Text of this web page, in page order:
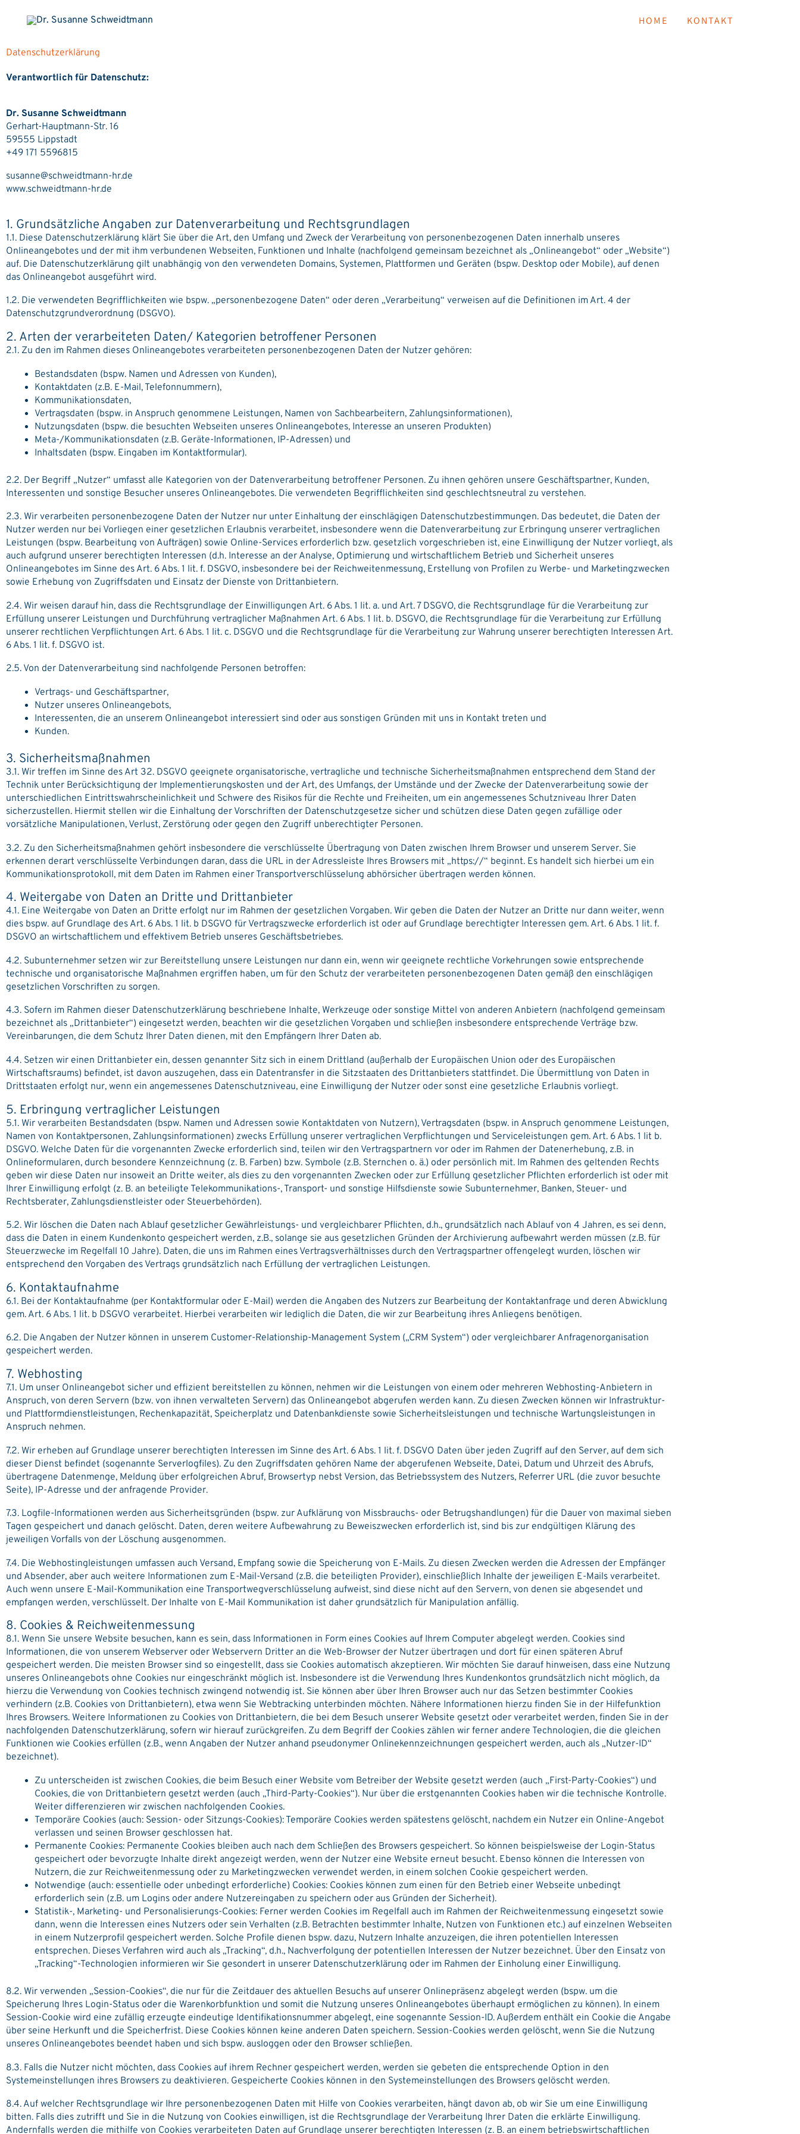
springen
HOME KONTAKT
Datenschutzerklärung
Verantwortlich für Datenschutz:
Dr. Susanne Schweidtmann
Gerhart-Hauptmann-Str. 16
59555 Lippstadt
+49 171 5596815
susanne@schweidtmann-hr.de
www.schweidtmann-hr.de
1. Grundsätzliche Angaben zur Datenverarbeitung und Rechtsgrundlagen
1.1. Diese Datenschutzerklärung klärt Sie über die Art, den Umfang und Zweck der Verarbeitung von personenbezogenen Daten innerhalb unseres
Onlineangebotes und der mit ihm verbundenen Webseiten, Funktionen und Inhalte (nachfolgend gemeinsam bezeichnet als „Onlineangebot“ oder „Website“)
auf. Die Datenschutzerklärung gilt unabhängig von den verwendeten Domains, Systemen, Plattformen und Geräten (bspw. Desktop oder Mobile), auf denen
das Onlineangebot ausgeführt wird.
1.2. Die verwendeten Begrifflichkeiten wie bspw. „personenbezogene Daten“ oder deren „Verarbeitung“ verweisen auf die Definitionen im Art. 4 der
Datenschutzgrundverordnung (DSGVO).
2. Arten der verarbeiteten Daten/ Kategorien betroffener Personen
2.1. Zu den im Rahmen dieses Onlineangebotes verarbeiteten personenbezogenen Daten der Nutzer gehören:
Bestandsdaten (bspw. Namen und Adressen von Kunden),
Kontaktdaten (z.B. E-Mail, Telefonnummern),
Kommunikationsdaten,
Vertragsdaten (bspw. in Anspruch genommene Leistungen, Namen von Sachbearbeitern, Zahlungsinformationen),
Nutzungsdaten (bspw. die besuchten Webseiten unseres Onlineangebotes, Interesse an unseren Produkten)
Meta-/Kommunikationsdaten (z.B. Geräte-Informationen, IP-Adressen) und
Inhaltsdaten (bspw. Eingaben im Kontaktformular).
2.2. Der Begriff „Nutzer“ umfasst alle Kategorien von der Datenverarbeitung betroffener Personen. Zu ihnen gehören unsere Geschäftspartner, Kunden,
Interessenten und sonstige Besucher unseres Onlineangebotes. Die verwendeten Begrifflichkeiten sind geschlechtsneutral zu verstehen.
2.3. Wir verarbeiten personenbezogene Daten der Nutzer nur unter Einhaltung der einschlägigen Datenschutzbestimmungen. Das bedeutet, die Daten der
Nutzer werden nur bei Vorliegen einer gesetzlichen Erlaubnis verarbeitet, insbesondere wenn die Datenverarbeitung zur Erbringung unserer vertraglichen
Leistungen (bspw. Bearbeitung von Aufträgen) sowie Online-Services erforderlich bzw. gesetzlich vorgeschrieben ist, eine Einwilligung der Nutzer vorliegt, als
auch aufgrund unserer berechtigten Interessen (d.h. Interesse an der Analyse, Optimierung und wirtschaftlichem Betrieb und Sicherheit unseres
Onlineangebotes im Sinne des Art. 6 Abs. 1 lit. f. DSGVO, insbesondere bei der Reichweitenmessung, Erstellung von Profilen zu Werbe- und Marketingzwecken
sowie Erhebung von Zugriffsdaten und Einsatz der Dienste von Drittanbietern.
2.4. Wir weisen darauf hin, dass die Rechtsgrundlage der Einwilligungen Art. 6 Abs. 1 lit. a. und Art. 7 DSGVO, die Rechtsgrundlage für die Verarbeitung zur
Erfüllung unserer Leistungen und Durchführung vertraglicher Maßnahmen Art. 6 Abs. 1 lit. b. DSGVO, die Rechtsgrundlage für die Verarbeitung zur Erfüllung
unserer rechtlichen Verpflichtungen Art. 6 Abs. 1 lit. c. DSGVO und die Rechtsgrundlage für die Verarbeitung zur Wahrung unserer berechtigten Interessen Art.
6 Abs. 1 lit. f. DSGVO ist.
2.5. Von der Datenverarbeitung sind nachfolgende Personen betroffen:
Vertrags- und Geschäftspartner,
Nutzer unseres Onlineangebots,
Interessenten, die an unserem Onlineangebot interessiert sind oder aus sonstigen Gründen mit uns in Kontakt treten und
Kunden.
3. Sicherheitsmaßnahmen
3.1. Wir treffen im Sinne des Art 32. DSGVO geeignete organisatorische, vertragliche und technische Sicherheitsmaßnahmen entsprechend dem Stand der
Technik unter Berücksichtigung der Implementierungskosten und der Art, des Umfangs, der Umstände und der Zwecke der Datenverarbeitung sowie der
unterschiedlichen Eintrittswahrscheinlichkeit und Schwere des Risikos für die Rechte und Freiheiten, um ein angemessenes Schutzniveau Ihrer Daten
sicherzustellen. Hiermit stellen wir die Einhaltung der Vorschriften der Datenschutzgesetze sicher und schützen diese Daten gegen zufällige oder
vorsätzliche Manipulationen, Verlust, Zerstörung oder gegen den Zugriff unberechtigter Personen.
3.2. Zu den Sicherheitsmaßnahmen gehört insbesondere die verschlüsselte Übertragung von Daten zwischen Ihrem Browser und unserem Server. Sie
erkennen derart verschlüsselte Verbindungen daran, dass die URL in der Adressleiste Ihres Browsers mit „https://“ beginnt. Es handelt sich hierbei um ein
Kommunikationsprotokoll, mit dem Daten im Rahmen einer Transportverschlüsselung abhörsicher übertragen werden können.
4. Weitergabe von Daten an Dritte und Drittanbieter
4.1. Eine Weitergabe von Daten an Dritte erfolgt nur im Rahmen der gesetzlichen Vorgaben. Wir geben die Daten der Nutzer an Dritte nur dann weiter, wenn
dies bspw. auf Grundlage des Art. 6 Abs. 1 lit. b DSGVO für Vertragszwecke erforderlich ist oder auf Grundlage berechtigter Interessen gem. Art. 6 Abs. 1 lit. f.
DSGVO an wirtschaftlichem und effektivem Betrieb unseres Geschäftsbetriebes.
4.2. Subunternehmer setzen wir zur Bereitstellung unsere Leistungen nur dann ein, wenn wir geeignete rechtliche Vorkehrungen sowie entsprechende
technische und organisatorische Maßnahmen ergriffen haben, um für den Schutz der verarbeiteten personenbezogenen Daten gemäß den einschlägigen
gesetzlichen Vorschriften zu sorgen.
4.3. Sofern im Rahmen dieser Datenschutzerklärung beschriebene Inhalte, Werkzeuge oder sonstige Mittel von anderen Anbietern (nachfolgend gemeinsam
bezeichnet als „Drittanbieter“) eingesetzt werden, beachten wir die gesetzlichen Vorgaben und schließen insbesondere entsprechende Verträge bzw.
Vereinbarungen, die dem Schutz Ihrer Daten dienen, mit den Empfängern Ihrer Daten ab.
4.4. Setzen wir einen Drittanbieter ein, dessen genannter Sitz sich in einem Drittland (außerhalb der Europäischen Union oder des Europäischen
Wirtschaftsraums) befindet, ist davon auszugehen, dass ein Datentransfer in die Sitzstaaten des Drittanbieters stattfindet. Die Übermittlung von Daten in
Drittstaaten erfolgt nur, wenn ein angemessenes Datenschutzniveau, eine Einwilligung der Nutzer oder sonst eine gesetzliche Erlaubnis vorliegt.
5. Erbringung vertraglicher Leistungen
5.1. Wir verarbeiten Bestandsdaten (bspw. Namen und Adressen sowie Kontaktdaten von Nutzern), Vertragsdaten (bspw. in Anspruch genommene Leistungen,
Namen von Kontaktpersonen, Zahlungsinformationen) zwecks Erfüllung unserer vertraglichen Verpflichtungen und Serviceleistungen gem. Art. 6 Abs. 1 lit b.
DSGVO. Welche Daten für die vorgenannten Zwecke erforderlich sind, teilen wir den Vertragspartnern vor oder im Rahmen der Datenerhebung, z.B. in
Onlineformularen, durch besondere Kennzeichnung (z. B. Farben) bzw. Symbole (z.B. Sternchen o. ä.) oder persönlich mit. Im Rahmen des geltenden Rechts
geben wir diese Daten nur insoweit an Dritte weiter, als dies zu den vorgenannten Zwecken oder zur Erfüllung gesetzlicher Pflichten erforderlich ist oder mit
Ihrer Einwilligung erfolgt (z. B. an beteiligte Telekommunikations-, Transport- und sonstige Hilfsdienste sowie Subunternehmer, Banken, Steuer- und
Rechtsberater, Zahlungsdienstleister oder Steuerbehörden).
5.2. Wir löschen die Daten nach Ablauf gesetzlicher Gewährleistungs- und vergleichbarer Pflichten, d.h., grundsätzlich nach Ablauf von 4 Jahren, es sei denn,
dass die Daten in einem Kundenkonto gespeichert werden, z.B., solange sie aus gesetzlichen Gründen der Archivierung aufbewahrt werden müssen (z.B. für
Steuerzwecke im Regelfall 10 Jahre). Daten, die uns im Rahmen eines Vertragsverhältnisses durch den Vertragspartner offengelegt wurden, löschen wir
entsprechend den Vorgaben des Vertrags grundsätzlich nach Erfüllung der vertraglichen Leistungen.
6. Kontaktaufnahme
6.1. Bei der Kontaktaufnahme (per Kontaktformular oder E-Mail) werden die Angaben des Nutzers zur Bearbeitung der Kontaktanfrage und deren Abwicklung
gem. Art. 6 Abs. 1 lit. b DSGVO verarbeitet. Hierbei verarbeiten wir lediglich die Daten, die wir zur Bearbeitung ihres Anliegens benötigen.
6.2. Die Angaben der Nutzer können in unserem Customer-Relationship-Management System („CRM System“) oder vergleichbarer Anfragenorganisation
gespeichert werden.
7. Webhosting
7.1. Um unser Onlineangebot sicher und effizient bereitstellen zu können, nehmen wir die Leistungen von einem oder mehreren Webhosting-Anbietern in
Anspruch, von deren Servern (bzw. von ihnen verwalteten Servern) das Onlineangebot abgerufen werden kann. Zu diesen Zwecken können wir Infrastruktur-
und Plattformdienstleistungen, Rechenkapazität, Speicherplatz und Datenbankdienste sowie Sicherheitsleistungen und technische Wartungsleistungen in
Anspruch nehmen.
7.2. Wir erheben auf Grundlage unserer berechtigten Interessen im Sinne des Art. 6 Abs. 1 lit. f. DSGVO Daten über jeden Zugriff auf den Server, auf dem sich
dieser Dienst befindet (sogenannte Serverlogfiles). Zu den Zugriffsdaten gehören Name der abgerufenen Webseite, Datei, Datum und Uhrzeit des Abrufs,
übertragene Datenmenge, Meldung über erfolgreichen Abruf, Browsertyp nebst Version, das Betriebssystem des Nutzers, Referrer URL (die zuvor besuchte
Seite), IP-Adresse und der anfragende Provider.
7.3. Logfile-Informationen werden aus Sicherheitsgründen (bspw. zur Aufklärung von Missbrauchs- oder Betrugshandlungen) für die Dauer von maximal sieben
Tagen gespeichert und danach gelöscht. Daten, deren weitere Aufbewahrung zu Beweiszwecken erforderlich ist, sind bis zur endgültigen Klärung des
jeweiligen Vorfalls von der Löschung ausgenommen.
7.4. Die Webhostingleistungen umfassen auch Versand, Empfang sowie die Speicherung von E-Mails. Zu diesen Zwecken werden die Adressen der Empfänger
und Absender, aber auch weitere Informationen zum E-Mail-Versand (z.B. die beteiligten Provider), einschließlich Inhalte der jeweiligen E-Mails verarbeitet.
Auch wenn unsere E-Mail-Kommunikation eine Transportwegverschlüsselung aufweist, sind diese nicht auf den Servern, von denen sie abgesendet und
empfangen werden, verschlüsselt. Der Inhalte von E-Mail Kommunikation ist daher grundsätzlich für Manipulation anfällig.
8. Cookies & Reichweitenmessung
8.1. Wenn Sie unsere Website besuchen, kann es sein, dass Informationen in Form eines Cookies auf Ihrem Computer abgelegt werden. Cookies sind
Informationen, die von unserem Webserver oder Webservern Dritter an die Web-Browser der Nutzer übertragen und dort für einen späteren Abruf
gespeichert werden. Die meisten Browser sind so eingestellt, dass sie Cookies automatisch akzeptieren. Wir möchten Sie darauf hinweisen, dass eine Nutzung
unseres Onlineangebots ohne Cookies nur eingeschränkt möglich ist. Insbesondere ist die Verwendung Ihres Kundenkontos grundsätzlich nicht möglich, da
hierzu die Verwendung von Cookies technisch zwingend notwendig ist. Sie können aber über Ihren Browser auch nur das Setzen bestimmter Cookies
verhindern (z.B. Cookies von Drittanbietern), etwa wenn Sie Webtracking unterbinden möchten. Nähere Informationen hierzu finden Sie in der Hilfefunktion
Ihres Browsers. Weitere Informationen zu Cookies von Drittanbietern, die bei dem Besuch unserer Website gesetzt oder verarbeitet werden, finden Sie in der
nachfolgenden Datenschutzerklärung, sofern wir hierauf zurückgreifen. Zu dem Begriff der Cookies zählen wir ferner andere Technologien, die die gleichen
Funktionen wie Cookies erfüllen (z.B., wenn Angaben der Nutzer anhand pseudonymer Onlinekennzeichnungen gespeichert werden, auch als „Nutzer-ID“
bezeichnet).
Zu unterscheiden ist zwischen Cookies, die beim Besuch einer Website vom Betreiber der Website gesetzt werden (auch „First-Party-Cookies“) und
Cookies, die von Drittanbietern gesetzt werden (auch „Third-Party-Cookies“). Nur über die erstgenannten Cookies haben wir die technische Kontrolle.
Weiter differenzieren wir zwischen nachfolgenden Cookies.
Temporäre Cookies (auch: Session- oder Sitzungs-Cookies): Temporäre Cookies werden spätestens gelöscht, nachdem ein Nutzer ein Online-Angebot
verlassen und seinen Browser geschlossen hat.
Permanente Cookies: Permanente Cookies bleiben auch nach dem Schließen des Browsers gespeichert. So können beispielsweise der Login-Status
gespeichert oder bevorzugte Inhalte direkt angezeigt werden, wenn der Nutzer eine Website erneut besucht. Ebenso können die Interessen von
Nutzern, die zur Reichweitenmessung oder zu Marketingzwecken verwendet werden, in einem solchen Cookie gespeichert werden.
Notwendige (auch: essentielle oder unbedingt erforderliche) Cookies: Cookies können zum einen für den Betrieb einer Webseite unbedingt
erforderlich sein (z.B. um Logins oder andere Nutzereingaben zu speichern oder aus Gründen der Sicherheit).
Statistik-, Marketing- und Personalisierungs-Cookies: Ferner werden Cookies im Regelfall auch im Rahmen der Reichweitenmessung eingesetzt sowie
dann, wenn die Interessen eines Nutzers oder sein Verhalten (z.B. Betrachten bestimmter Inhalte, Nutzen von Funktionen etc.) auf einzelnen Webseiten
in einem Nutzerprofil gespeichert werden. Solche Profile dienen bspw. dazu, Nutzern Inhalte anzuzeigen, die ihren potentiellen Interessen
entsprechen. Dieses Verfahren wird auch als „Tracking“, d.h., Nachverfolgung der potentiellen Interessen der Nutzer bezeichnet. Über den Einsatz von
„Tracking“-Technologien informieren wir Sie gesondert in unserer Datenschutzerklärung oder im Rahmen der Einholung einer Einwilligung.
8.2. Wir verwenden „Session-Cookies“, die nur für die Zeitdauer des aktuellen Besuchs auf unserer Onlinepräsenz abgelegt werden (bspw. um die
Speicherung Ihres Login-Status oder die Warenkorbfunktion und somit die Nutzung unseres Onlineangebotes überhaupt ermöglichen zu können). In einem
Session-Cookie wird eine zufällig erzeugte eindeutige Identifikationsnummer abgelegt, eine sogenannte Session-ID. Außerdem enthält ein Cookie die Angabe
über seine Herkunft und die Speicherfrist. Diese Cookies können keine anderen Daten speichern. Session-Cookies werden gelöscht, wenn Sie die Nutzung
unseres Onlineangebotes beendet haben und sich bspw. ausloggen oder den Browser schließen.
8.3. Falls die Nutzer nicht möchten, dass Cookies auf ihrem Rechner gespeichert werden, werden sie gebeten die entsprechende Option in den
Systemeinstellungen ihres Browsers zu deaktivieren. Gespeicherte Cookies können in den Systemeinstellungen des Browsers gelöscht werden.
8.4. Auf welcher Rechtsgrundlage wir Ihre personenbezogenen Daten mit Hilfe von Cookies verarbeiten, hängt davon ab, ob wir Sie um eine Einwilligung
bitten. Falls dies zutrifft und Sie in die Nutzung von Cookies einwilligen, ist die Rechtsgrundlage der Verarbeitung Ihrer Daten die erklärte Einwilligung.
Andernfalls werden die mithilfe von Cookies verarbeiteten Daten auf Grundlage unserer berechtigten Interessen (z. B. an einem betriebswirtschaftlichen